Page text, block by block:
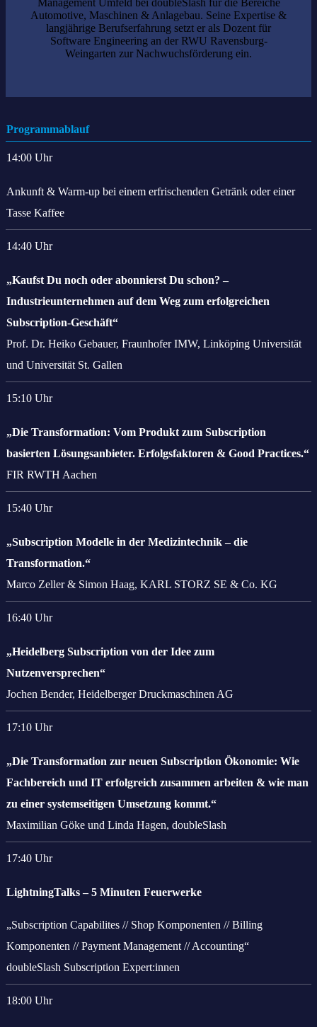
Automotive, Maschinen & Anlagebau. Seine Expertise &
langjährige Berufserfahrung setzt er als Dozent für
Software Engineering an der RWU Ravensburg-
Weingarten zur Nachwuchsförderung ein.
Programmablauf
14:00 Uhr
Ankunft & Warm-up bei einem erfrischenden Getränk oder einer
Tasse Kaffee
14:40 Uhr
„Kaufst Du noch oder abonnierst Du schon? –
Industrieunternehmen auf dem Weg zum erfolgreichen
Subscription-Geschäft“
Prof. Dr. Heiko Gebauer, Fraunhofer IMW, Linköping Universität
und Universität St. Gallen
15:10 Uhr
„Die Transformation: Vom Produkt zum Subscription
basierten Lösungsanbieter. Erfolgsfaktoren & Good Practices.“
FIR RWTH Aachen
15:40 Uhr
„Subscription Modelle in der Medizintechnik – die
Transformation.“
Marco Zeller & Simon Haag, KARL STORZ SE & Co. KG
16:40 Uhr
„Heidelberg Subscription von der Idee zum
Nutzenversprechen“
Jochen Bender, Heidelberger Druckmaschinen AG
17:10 Uhr
„Die Transformation zur neuen Subscription Ökonomie: Wie
Fachbereich und IT erfolgreich zusammen arbeiten & wie man
zu einer systemseitigen Umsetzung kommt.“
Maximilian Göke und Linda Hagen, doubleSlash
17:40 Uhr
LightningTalks – 5 Minuten Feuerwerke
„Subscription Capabilites // Shop Komponenten // Billing
Komponenten // Payment Management // Accounting“
doubleSlash Subscription Expert:innen
18:00 Uhr